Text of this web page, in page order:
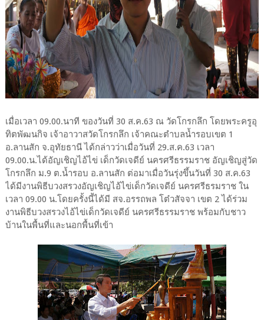
เมื่อเวลา 09.00.นาที ของวันที่ 30 ส.ค.63 ณ วัดโกรกลึก โดยพระครูอุ
ทิตพัฒนกิจ เจ้าอาวาสวัดโกรกลึก เจ้าคณะตำบลน้ำรอบเขต 1
อ.ลานสัก จ.อุทัยธานี ได้กล่าวว่าเมื่อวันที่ 29.ส.ค.63 เวลา
09.00.น.ได้อัญเชิญไอ้ไข่ เด็กวัดเจดีย์ นครศรีธรรมราช อัญเชิญสู่วัด
โกรกลึก ม.9 ต.น้ำรอบ อ.ลานสัก ต่อมาเมื่อวันรุ่งขึ้นวันที่ 30 ส.ค.63
ได้มีงานพิธีบวงสรวงอัญเชิญไอ้ไข่เด็กวัดเจดีย์ นครศรีธรมราช ใน
เวลา 09.00 น.โดยครั้งนี้ได้มี สจ.อรรถพล โต๋วสัจจา เขต 2 ได้ร่วม
งานพิธีบวงสรวงไอ้ไข่เด็กวัดเจดีย์ นครศรีธรรมราช พร้อมกับชาว
บ้านในพื้นที่และนอกพื้นที่เข้า